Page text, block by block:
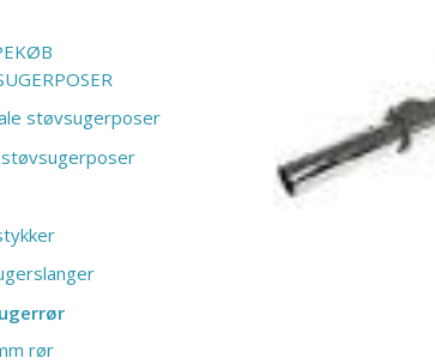
støvsugerposer
støvsugerposer
rør